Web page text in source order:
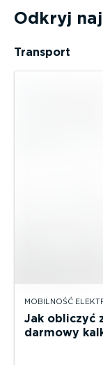
Odkryj
Transport
MOBILNOŚĆ
Jak obliczyć
darmowy